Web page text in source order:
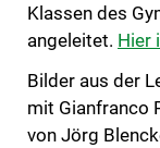
Klassen des
angeleitet. Hier
Bilder aus der
mit Gianfranco
von Jörg